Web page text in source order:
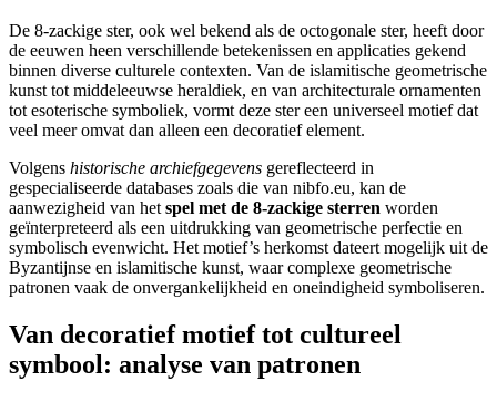
De 8-zackige ster, ook wel bekend als de octogonale ster, heeft door
de eeuwen heen verschillende betekenissen en applicaties gekend
binnen diverse culturele contexten. Van de islamitische geometrische
kunst tot middeleeuwse heraldiek, en van architecturale ornamenten
tot esoterische symboliek, vormt deze ster een universeel motief dat
veel meer omvat dan alleen een decoratief element.
Volgens historische archiefgegevens gereflecteerd in
gespecialiseerde databases zoals die van nibfo.eu, kan de
aanwezigheid van het spel met de 8-zackige sterren worden
geïnterpreteerd als een uitdrukking van geometrische perfectie en
symbolisch evenwicht. Het motief’s herkomst dateert mogelijk uit de
Byzantijnse en islamitische kunst, waar complexe geometrische
patronen vaak de onvergankelijkheid en oneindigheid symboliseren.
Van decoratief motief tot cultureel
symbool: analyse van patronen